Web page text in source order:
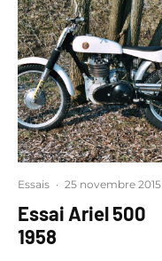
Essais · 25 novembre 2015
Essai Ariel 500
1958